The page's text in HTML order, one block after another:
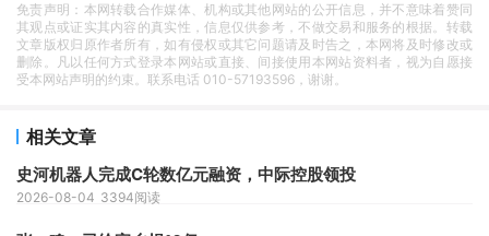
免责声明：本网转载合作媒体、机构或其他网站的公开信息，并不意味着赞同
其观点或证实其内容的真实性，信息仅供参考，不做交易和服务的根据。转载
文章版权归原作者所有，如有侵权或其它问题请及时告之，本网将及时修改或
删除。凡以任何方式登录本网站或直接、间接使用本网站资料者，视为自愿接
受本网站声明的约束。联系电话 010-57193596，谢谢。
相关文章
史河机器人完成C轮数亿元融资，中际控股领投
2026-08-04 3394阅读